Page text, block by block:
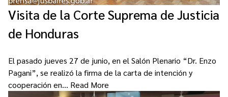
Visita de la Corte Suprema de Justicia
de Honduras
El pasado jueves 27 de junio, en el Salón Plenario “Dr. Enzo
Pagani”, se realizó la firma de la carta de intención y
cooperación en… Read More